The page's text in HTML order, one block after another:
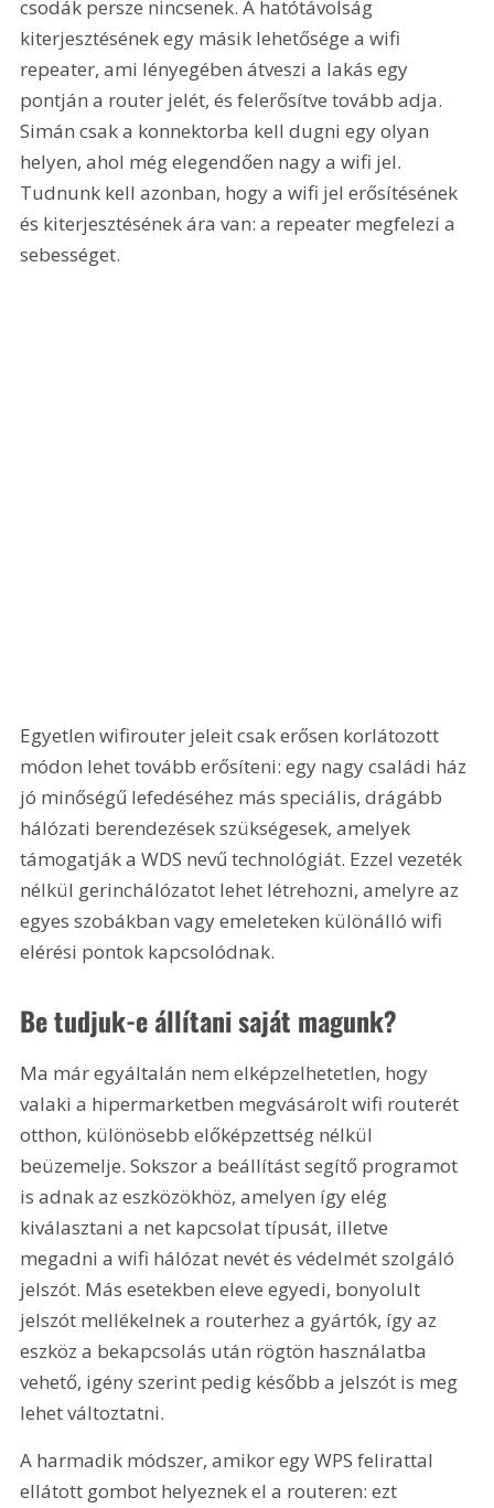
csodák persze nincsenek. A hatótávolság
kiterjesztésének egy másik lehetősége a wifi
repeater, ami lényegében átveszi a lakás egy
pontján a router jelét, és felerősítve tovább adja.
Simán csak a konnektorba kell dugni egy olyan
helyen, ahol még elegendően nagy a wifi jel.
Tudnunk kell azonban, hogy a wifi jel erősítésének
és kiterjesztésének ára van: a repeater megfelezi a
sebességet.
Egyetlen wifirouter jeleit csak erősen korlátozott
módon lehet tovább erősíteni: egy nagy családi ház
jó minőségű lefedéséhez más speciális, drágább
hálózati berendezések szükségesek, amelyek
támogatják a WDS nevű technológiát. Ezzel vezeték
nélkül gerinchálózatot lehet létrehozni, amelyre az
egyes szobákban vagy emeleteken különálló wifi
elérési pontok kapcsolódnak.
Be tudjuk-e állítani saját magunk?
Ma már egyáltalán nem elképzelhetetlen, hogy
valaki a hipermarketben megvásárolt wifi routerét
otthon, különösebb előképzettség nélkül
beüzemelje. Sokszor a beállítást segítő programot
is adnak az eszközökhöz, amelyen így elég
kiválasztani a net kapcsolat típusát, illetve
megadni a wifi hálózat nevét és védelmét szolgáló
jelszót. Más esetekben eleve egyedi, bonyolult
jelszót mellékelnek a routerhez a gyártók, így az
eszköz a bekapcsolás után rögtön használatba
vehető, igény szerint pedig később a jelszót is meg
lehet változtatni.
A harmadik módszer, amikor egy WPS felirattal
ellátott gombot helyeznek el a routeren: ezt